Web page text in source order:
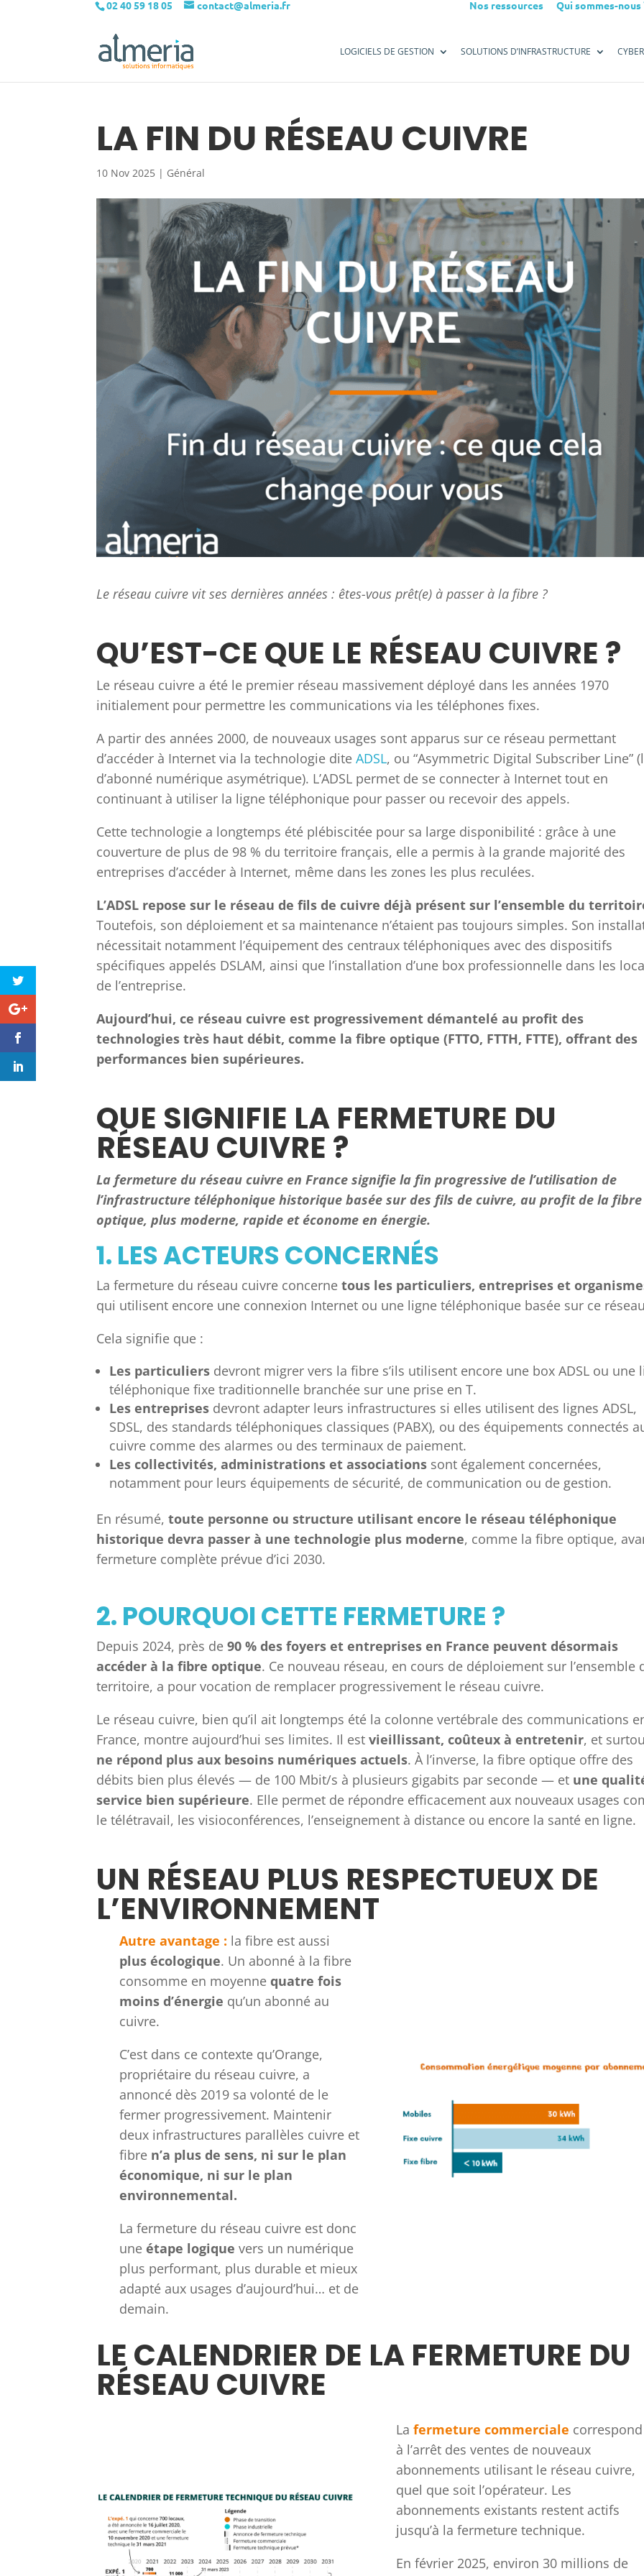
02 40 59 18 05 contact@almeria.fr Nos ressources Qui sommes-nous
LOGICIELS DE GESTION SOLUTIONS D’INFRASTRUCTURE
LA FIN DU RÉSEAU CUIVRE
10 Nov 2025 | Général
Le réseau cuivre vit ses dernières années : êtes-vous prêt(e) à passer à la fibre ?
QU’EST-CE QUE LE RÉSEAU CUIVRE ?
Le réseau cuivre a été le premier réseau massivement déployé dans les années 1970
initialement pour permettre les communications via les téléphones fixes.
A partir des années 2000, de nouveaux usages sont apparus sur ce réseau permettant
d’accéder à Internet via la technologie diteADSL, ou “Asymmetric Digital Subscriber Line”
d’abonné numérique asymétrique). L’ADSL permet de se connecter à Internet tout en
continuant à utiliser la ligne téléphonique pour passer ou recevoir des appels.
Cette technologie a longtemps été plébiscitée pour sa large disponibilité : grâce à une
couverture de plus de 98 % du territoire français, elle a permis à la grande majorité des
entreprises d’accéder à Internet, même dans les zones les plus reculées.
L’ADSL repose sur le réseau de fils de cuivre déjà présent sur l’ensemble du
Toutefois, son déploiement et sa maintenance n’étaient pas toujours simples. Son
nécessitait notamment l’équipement des centraux téléphoniques avec des dispositifs
spécifiques appelés DSLAM, ainsi que l’installation d’une box professionnelle dans les
de l’entreprise.
Aujourd’hui, ce réseau cuivre est progressivement démantelé au profit des
technologies très haut débit, comme la fibre optique (FTTO, FTTH, FTTE), offrant des
performances bien supérieures.
QUE SIGNIFIE LA FERMETURE DU
RÉSEAU CUIVRE ?
La fermeture du réseau cuivre en France signifie la fin progressive de l’utilisation de
l’infrastructure téléphonique historique basée sur des fils de cuivre, au profit de la fibre
optique, plus moderne, rapide et économe en énergie.
1. LES ACTEURS CONCERNÉS
La fermeture du réseau cuivre concernetous les particuliers, entreprises et
qui utilisent encore une connexion Internet ou une ligne téléphonique basée sur ce
Cela signifie que :
Les particuliers devront migrer vers la fibre s’ils utilisent encore une box ADSL ou une
téléphonique fixe traditionnelle branchée sur une prise en T.
Les entreprises devront adapter leurs infrastructures si elles utilisent des lignes ADSL,
SDSL, des standards téléphoniques classiques (PABX), ou des équipements connectés
cuivre comme des alarmes ou des terminaux de paiement.
Les collectivités, administrations et associations sont également concernées,
notamment pour leurs équipements de sécurité, de communication ou de gestion.
En résumé,toute personne ou structure utilisant encore le réseau téléphonique
historique devra passer à une technologie plus moderne, comme la fibre optique,
fermeture complète prévue d’ici 2030.
2. POURQUOI CETTE FERMETURE ?
Depuis 2024, près de 90 % des foyers et entreprises en France peuvent désormais
accéder à la fibre optique. Ce nouveau réseau, en cours de déploiement sur l’ensemble
territoire, a pour vocation de remplacer progressivement le réseau cuivre.
Le réseau cuivre, bien qu’il ait longtemps été la colonne vertébrale des communications
France, montre aujourd’hui ses limites. Il estvieillissant, coûteux à entretenir, et
ne répond plus aux besoins numériques actuels. À l’inverse, la fibre optique offre des
débits bien plus élevés — de 100 Mbit/s à plusieurs gigabits par seconde — et une
service bien supérieure. Elle permet de répondre efficacement aux nouveaux usages
le télétravail, les visioconférences, l’enseignement à distance ou encore la santé en ligne.
UN RÉSEAU PLUS RESPECTUEUX DE
L’ENVIRONNEMENT
Autre avantage : la fibre est aussi
plus écologique. Un abonné à la fibre
consomme en moyennequatre fois
moins d’énergie qu’un abonné au
cuivre.
C’est dans ce contexte qu’Orange,
propriétaire du réseau cuivre, a
annoncé dès 2019 sa volonté de le
fermer progressivement. Maintenir
deux infrastructures parallèles cuivre et
fibre n’a plus de sens, ni sur le plan
économique, ni sur le plan
environnemental.
La fermeture du réseau cuivre est donc
une étape logique vers un numérique
plus performant, plus durable et mieux
adapté aux usages d’aujourd’hui… et de
demain.
LE CALENDRIER DE LA FERMETURE DU
RÉSEAU CUIVRE
La fermeture commerciale correspond
à l’arrêt des ventes de nouveaux
abonnements utilisant le réseau cuivre,
quel que soit l’opérateur. Les
abonnements existants restent actifs
jusqu’à la fermeture technique.
En février 2025, environ 30 millions de